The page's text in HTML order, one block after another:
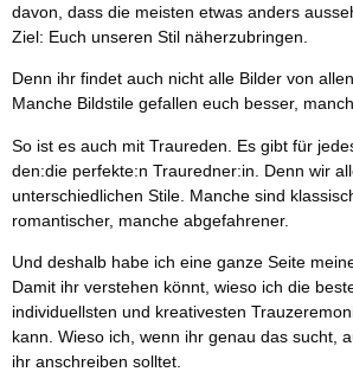
davon, dass die meisten etwas anders
Ziel: Euch unseren Stil näherzubringen.
Denn ihr findet auch nicht alle Bilder von
Manche Bildstile gefallen euch besser,
So ist es auch mit Traureden. Es gibt für
den:die perfekte:n Trauredner:in. Denn wir
unterschiedlichen Stile. Manche sind
romantischer, manche abgefahrener.
Und deshalb habe ich eine ganze Seite
Damit ihr verstehen könnt, wieso ich die
individuellsten und kreativesten
kann. Wieso ich, wenn ihr genau das sucht,
ihr anschreiben solltet.